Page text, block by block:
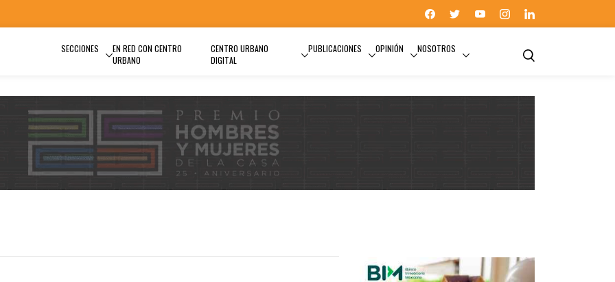
SECCIONES
EN RED CON CENTRO
URBANO
CENTRO URBANO
DIGITAL
PUBLICACIONES OPINIÓN NOSOTROS